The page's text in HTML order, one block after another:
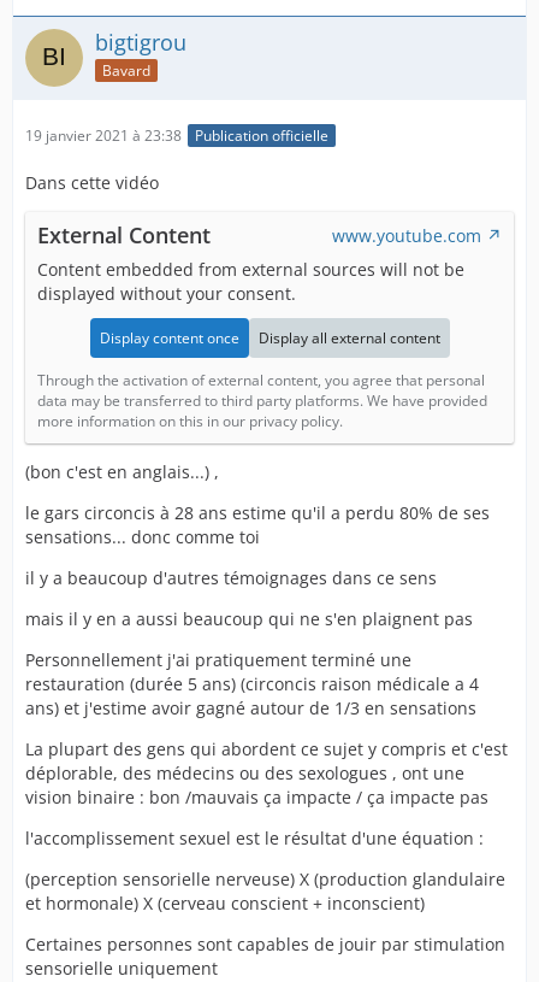
bigtigrou
Bavard
19 janvier 2021 à 23:38 Publication officielle
Dans cette vidéo
External Content
www.youtube.com
Content embedded from external sources will not be
displayed without your consent.
Display content once Display all external content
Through the activation of external content, you agree that personal
data may be transferred to third party platforms. We have provided
more information on this in our privacy policy.
(bon c'est en anglais...) ,
le gars circoncis à 28 ans estime qu'il a perdu 80% de ses
sensations... donc comme toi
il y a beaucoup d'autres témoignages dans ce sens
mais il y en a aussi beaucoup qui ne s'en plaignent pas
Personnellement j'ai pratiquement terminé une
restauration (durée 5 ans) (circoncis raison médicale a 4
ans) et j'estime avoir gagné autour de 1/3 en sensations
La plupart des gens qui abordent ce sujet y compris et c'est
déplorable, des médecins ou des sexologues , ont une
vision binaire : bon /mauvais ça impacte / ça impacte pas
l'accomplissement sexuel est le résultat d'une équation :
(perception sensorielle nerveuse) X (production glandulaire
et hormonale) X (cerveau conscient + inconscient)
Certaines personnes sont capables de jouir par stimulation
sensorielle uniquement